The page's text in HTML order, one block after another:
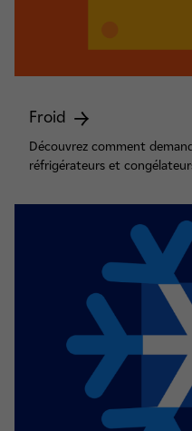
Froid
Découvrez comment
réfrigérateurs et